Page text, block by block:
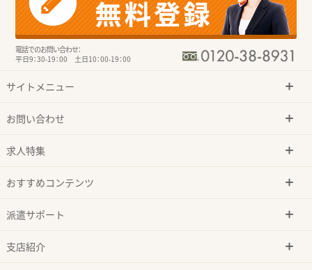
電話でのお問い合わせ：
平日9：30-19：00 土日10：00-19：00
サイトメニュー
お問い合わせ
求人特集
おすすめコンテンツ
派遣サポート
支店紹介